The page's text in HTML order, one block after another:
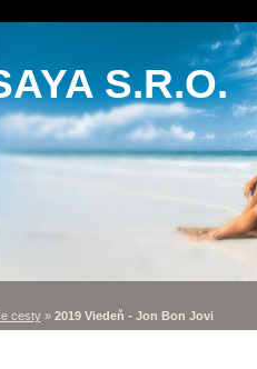
S.R.O.
cesty» 2019 Viedeň - Jon Bon Jovi